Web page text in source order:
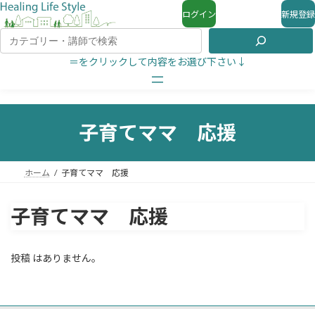
ログイン 新規登録
＝をクリックして内容をお選び下さい↓
子育てママ 応援
ホーム 子育てママ 応援
子育てママ 応援
投稿 はありません。